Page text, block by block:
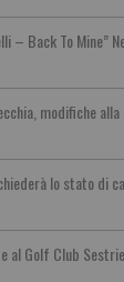
– Back To Mine”
modifiche
lo stato di
al Golf Club